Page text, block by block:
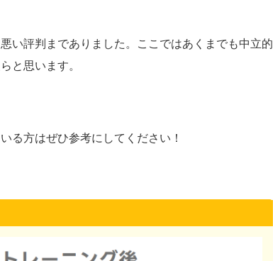
い評判までありました。ここではあくまでも中立的
と思います。
る方はぜひ参考にしてください！